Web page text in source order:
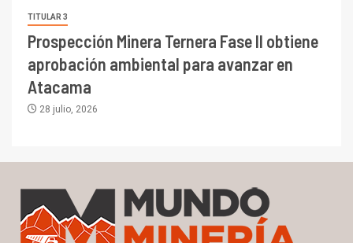
TITULAR 3
Prospección Minera Ternera Fase II obtiene
aprobación ambiental para avanzar en
Atacama
28 julio, 2026